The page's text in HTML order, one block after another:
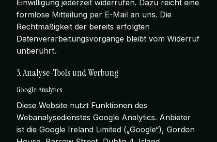
Einwilligung jederzeit widerrufen. Dazu reicht eine
formlose Mitteilung per E-Mail an uns. Die
Rechtmäßigkeit der bereits erfolgten
Datenverarbeitungsvorgänge bleibt vom Widerruf
unberührt.
3. Analyse-Tools und Werbung
Google Analytics
Diese Website nutzt Funktionen des
Webanalysedienstes Google Analytics. Anbieter
ist die Google Ireland Limited („Google“), Gordon